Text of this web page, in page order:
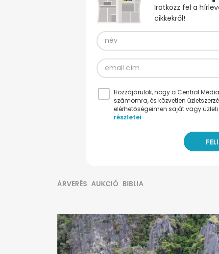
Iratkozz fel a
cikkekről!
Hozzájárulok, hogy a Central
számomra, és közvetlen
elérhetőségeimen saját vagy
részletei
ÁRVERÉS AUKCIÓ BIBLIA